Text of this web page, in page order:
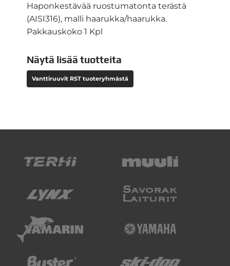
Haponkestävää ruostumatonta terästä
(AISI316), malli haarukka/haarukka.
Pakkauskoko 1 Kpl
Näytä lisää tuotteita
Vanttiruuvit RST tuoteryhmästä